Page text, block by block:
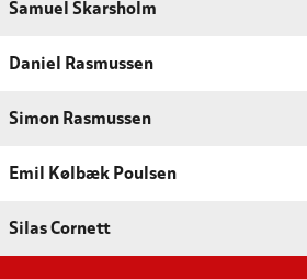
Samuel Skarsholm
Daniel Rasmussen
Simon Rasmussen
Emil Kølbæk Poulsen
Silas Cornett